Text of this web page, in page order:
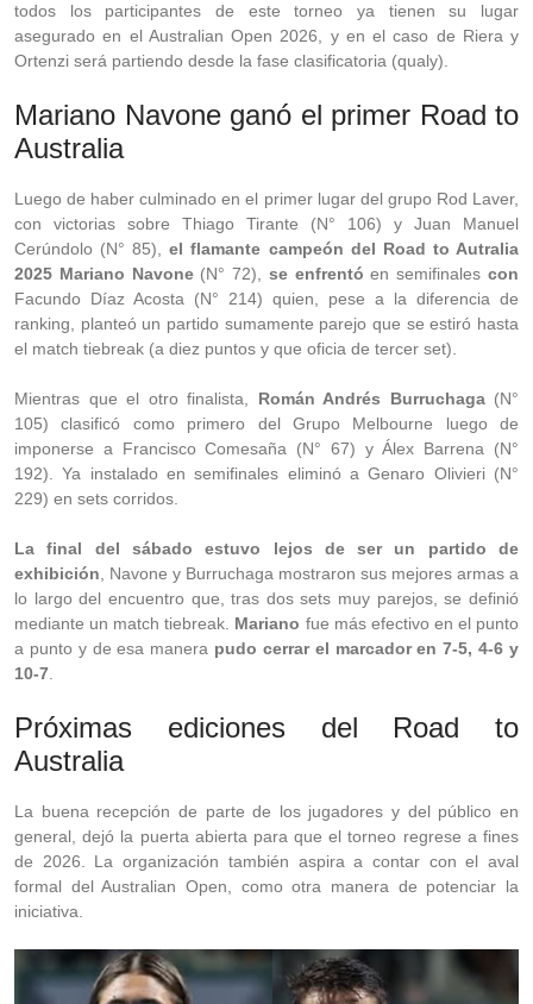
todos los participantes de este torneo ya tienen su lugar
asegurado en el Australian Open 2026, y en el caso de Riera y
Ortenzi será partiendo desde la fase clasificatoria (qualy).
Mariano Navone ganó el primer Road to
Australia
Luego de haber culminado en el primer lugar del grupo Rod Laver,
con victorias sobre Thiago Tirante (N° 106) y Juan Manuel
Cerúndolo (N° 85),el flamante campeón del Road to Autralia
2025 Mariano Navone(N° 72), se enfrentó en semifinalescon
Facundo Díaz Acosta (N° 214) quien, pese a la diferencia de
ranking, planteó un partido sumamente parejo que se estiró hasta
el match tiebreak (a diez puntos y que oficia de tercer set).
Mientras que el otro finalista, Román Andrés Burruchaga(N°
105) clasificó como primero del Grupo Melbourne luego de
imponerse a Francisco Comesaña (N° 67) y Álex Barrena (N°
192). Ya instalado en semifinales eliminó a Genaro Olivieri (N°
229) en sets corridos.
La final del sábado estuvo lejos de ser un partido de
exhibición , Navone y Burruchaga mostraron sus mejores armas a
lo largo del encuentro que, tras dos sets muy parejos, se definió
mediante un match tiebreak. Mariano fue más efectivo en el punto
a punto y de esa manera pudo cerrar el marcador en 7-5, 4-6 y
10-7
Próximas ediciones del Road to
Australia
La buena recepción de parte de los jugadores y del público en
general, dejó la puerta abierta para que el torneo regrese a fines
de 2026. La organización también aspira a contar con el aval
formal del Australian Open, como otra manera de potenciar la
iniciativa.